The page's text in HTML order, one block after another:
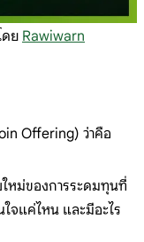
ดย Rawiwarn
Offering) ว่าคือ
หม่ของการระดมทุนที่
จแค่ไหน และมีอะไร